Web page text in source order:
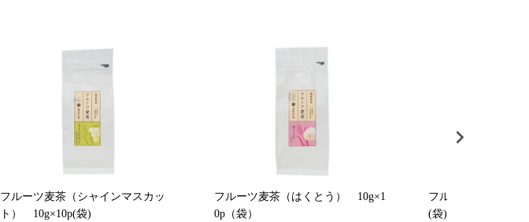
フルーツ麦茶（シャインマスカッ
ト） 10g×10p(袋)
フルーツ麦茶（はくとう） 10g×1
0p（袋）
フルーツ麦茶（れ
(袋)